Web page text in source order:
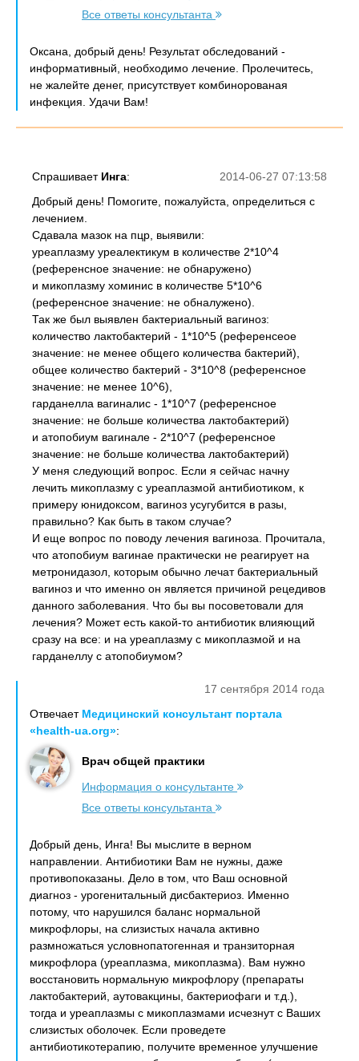
Все ответы консультанта
Оксана, добрый день! Результат обследований -
информативный, необходимо лечение. Пролечитесь,
не жалейте денег, присутствует комбинорованая
инфекция. Удачи Вам!
2014-06-27 07:13:58
Спрашивает Инга:
Добрый день! Помогите, пожалуйста, определиться с
лечением.
Сдавала мазок на пцр, выявили:
уреаплазму уреалектикум в количестве 2*10^4
(референсное значение: не обнаружено)
и микоплазму хоминис в количестве 5*10^6
(референсное значение: не обналужено).
Так же был выявлен бактериальный вагиноз:
количество лактобактерий - 1*10^5 (референсеое
значение: не менее общего количества бактерий),
общее количество бактерий - 3*10^8 (референсное
значение: не менее 10^6),
гарданелла вагиналис - 1*10^7 (референсное
значение: не больше количества лактобактерий)
и атопобиум вагинале - 2*10^7 (референсное
значение: не больше количества лактобактерий)
У меня следующий вопрос. Если я сейчас начну
лечить микоплазму с уреаплазмой антибиотиком, к
примеру юнидоксом, вагиноз усугубится в разы,
правильно? Как быть в таком случае?
И еще вопрос по поводу лечения вагиноза. Прочитала,
что атопобиум вагинае практически не реагирует на
метронидазол, которым обычно лечат бактериальный
вагиноз и что именно он является причиной рецедивов
данного заболевания. Что бы вы посоветовали для
лечения? Может есть какой-то антибиотик влияющий
сразу на все: и на уреаплазму с микоплазмой и на
гарданеллу с атопобиумом?
17 сентября 2014 года
Отвечает Медицинский консультант портала
«health-ua.org»:
Врач общей практики
Информация о консультанте
Все ответы консультанта
Добрый день, Инга! Вы мыслите в верном
направлении. Антибиотики Вам не нужны, даже
противопоказаны. Дело в том, что Ваш основной
диагноз - урогенитальный дисбактериоз. Именно
потому, что нарушился баланс нормальной
микрофлоры, на слизистых начала активно
размножаться условнопатогенная и транзиторная
микрофлора (уреаплазма, микоплазма). Вам нужно
восстановить нормальную микрофлору (препараты
лактобактерий, аутовакцины, бактериофаги и т.д.),
тогда и уреаплазмы с микоплазмами исчезнут с Ваших
слизистых оболочек. Если проведете
антибиотикотерапию, получите временное улучшение